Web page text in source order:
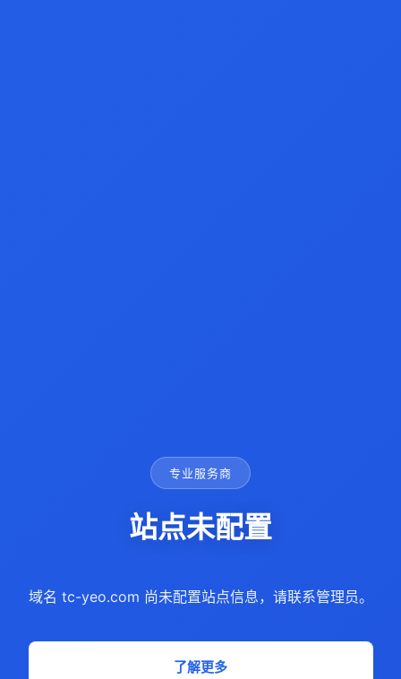
专业服务商
站点未配置
域名 tc-yeo.com 尚未配置站点信息，请联系管理员。
了解更多